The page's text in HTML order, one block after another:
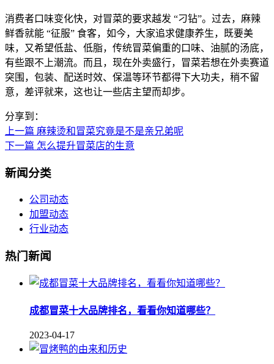
消费者口味变化快，对冒菜的要求越发 “刁钻”。过去，麻辣
鲜香就能 “征服” 食客，如今，大家追求健康养生，既要美
味，又希望低盐、低脂，传统冒菜偏重的口味、油腻的汤底，
有些跟不上潮流。而且，现在外卖盛行，冒菜若想在外卖赛道
突围，包装、配送时效、保温等环节都得下大功夫，稍不留
意，差评就来，这也让一些店主望而却步。
分享到：
上一篇 麻辣烫和冒菜究竟是不是亲兄弟呢
下一篇 怎么提升冒菜店的生意
新闻分类
公司动态
加盟动态
行业动态
热门新闻
成都冒菜十大品牌排名，看看你知道哪些？
2023-04-17